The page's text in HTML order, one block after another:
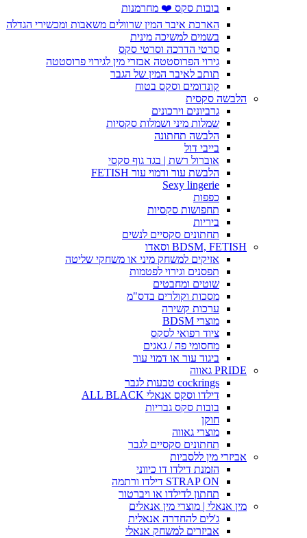
בובות סקס ❤️ מחרמנות
הארכת איבר המין שרוולים משאבות ומכשירי הגדלה
בשמים למשיכה מינית
סרטי הדרכה וסרטי סקס
גירוי הפרוסטטה אבזרי מין לגירוי פרוסטטה
תותב לאיבר המין של הגבר
קונדומים וסקס בטוח
הלבשה סקסית
גרביונים וירכונים
שמלות מיני ושמלות סקסיות
הלבשה תחתונה
בייבי דול
אוברול רשת | בגד גוף סקסי
הלבשת עור ודמוי עור FETISH
Sexy lingerie
כפפות
תחפושות סקסיות
ביריות
תחתונים סקסיים לנשים
BDSM, FETISH וסאדו
אזיקים למשחק מיני או משחקי שליטה
תפסנים וגירוי לפטמות
שוטים ומחבטים
מסכות וקולרים בדס"מ
ערכות קשירה
מוצרי BDSM
ציוד רפואי לסקס
מחסומי פה / גאגים
ביגוד עור או דמוי עור
PRIDE גאווה
cockrings טבעות לגבר
דילדו וסקס אנאלי ALL BLACK
בובות סקס גבריות
חוקן
מוצרי גאווה
תחתונים סקסיים לגבר
אביזרי מין ללסביות
הזמנת דילדו דו כיווני
STRAP ON דילדו ורתמה
תחתון לדילדו או ויברטור
מין אנאלי | מוצרי מין אנאלים
ג'לים להחדרה אנאלית
אביזרים למשחק אנאלי